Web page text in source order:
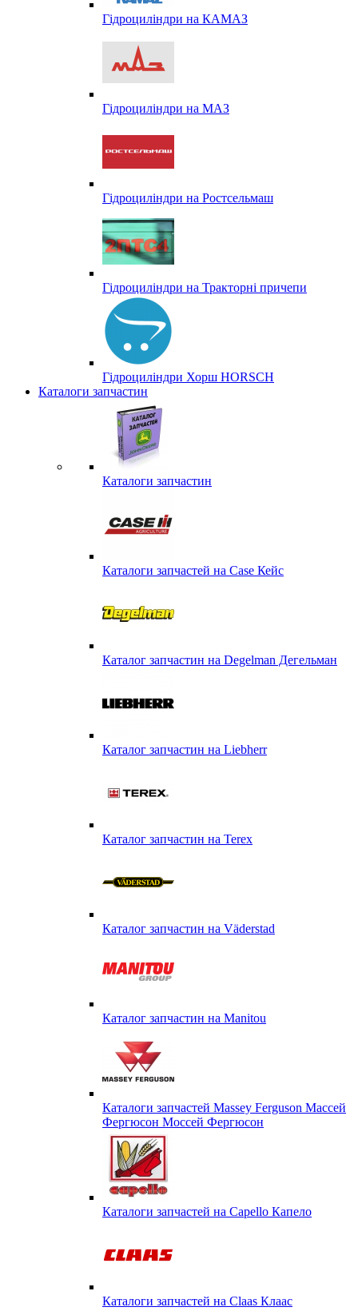
Гідроциліндри на КАМАЗ
Гідроциліндри на МАЗ
Гідроциліндри на Ростсельмаш
Гідроциліндри на Тракторні причепи
Гідроциліндри Хорш HORSCH
Каталоги запчастин
Каталоги запчастин
Каталоги запчастей на Case Кейс
Каталог запчастин на Degelman Дегельман
Каталог запчастин на Liebherr
Каталог запчастин на Terex
Каталог запчастин на Väderstad
Каталог запчастин на Маnitou
Каталоги запчастей Massey Ferguson Массей
Фергюсон Моссей Фергюсон
Каталоги запчастей на Capello Капело
Каталоги запчастей на Claas Клаас